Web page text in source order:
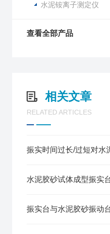
水泥铵离子测定仪
查看全部产品
相关文章
RELATED ARTICLES